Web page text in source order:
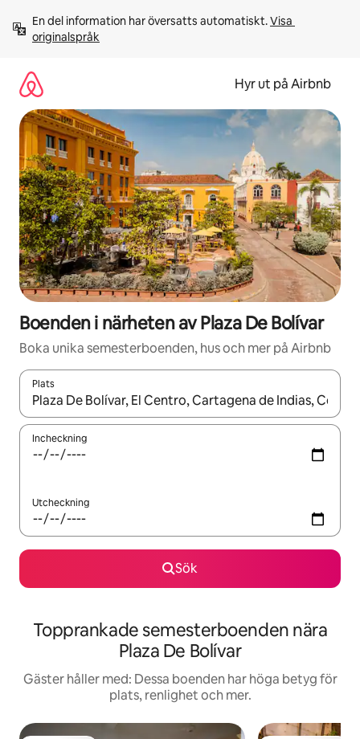
innehåll
En del information har översatts automatiskt. Visa
originalspråk
Hyr ut på Airbnb
Boenden i närheten av Plaza De Bolívar
Boka unika semesterboenden, hus och mer på Airbnb
Plats
När resultaten är tillgängliga kan du navigera med upp- och
Incheckning
Utcheckning
Sök
Topprankade semesterboenden nära
Plaza De Bolívar
Gäster håller med: Dessa boenden har höga betyg för
plats, renlighet och mer.